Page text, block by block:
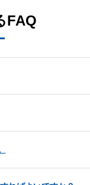
FAQ